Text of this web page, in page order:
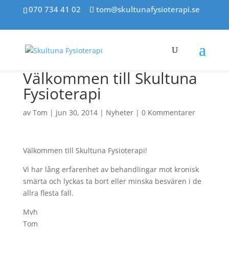
070 734 41 02 tom@skultunafysioterapi.se
Välkommen till Skultuna
Fysioterapi
av Tom | jun 30, 2014| Nyheter| 0 Kommentarer
Välkommen till Skultuna Fysioterapi!
Vi har lång erfarenhet av behandlingar mot kronisk
smärta och lyckas ta bort eller minska besvären i de
allra flesta fall.
Mvh
Tom